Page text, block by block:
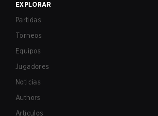
EXPLORAR
Partidas
Torneos
Equipos
Jugadores
Noticias
Authors
Artículos